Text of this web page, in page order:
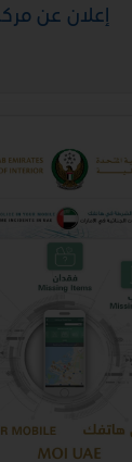
إعلان عن